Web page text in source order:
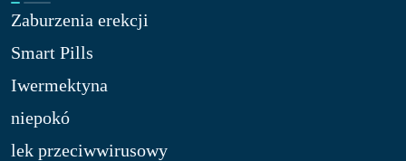
Zaburzenia erekcji
Smart Pills
Iwermektyna
niepokó
lek przeciwwirusowy